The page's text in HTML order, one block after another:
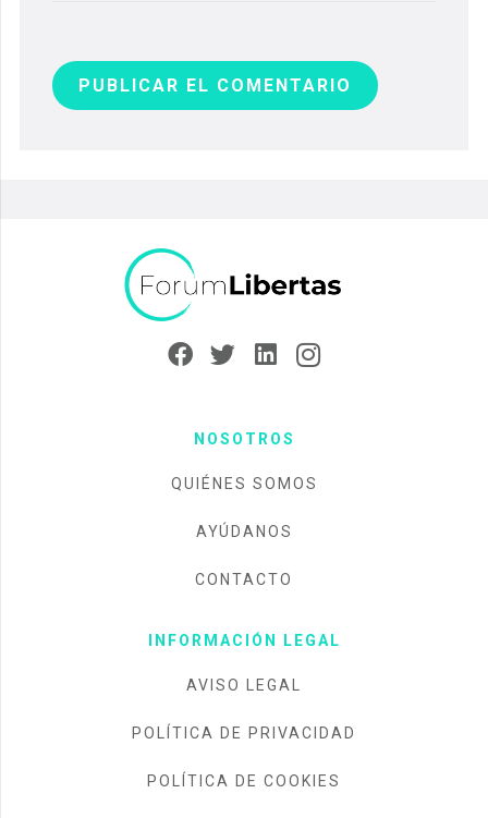
PUBLICAR EL COMENTARIO
NOSOTROS
QUIÉNES SOMOS
AYÚDANOS
CONTACTO
INFORMACIÓN LEGAL
AVISO LEGAL
POLÍTICA DE PRIVACIDAD
POLÍTICA DE COOKIES